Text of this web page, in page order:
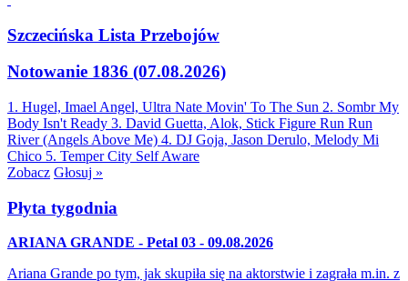
Szczecińska Lista Przebojów
Notowanie 1836 (07.08.2026)
1. Hugel, Imael Angel, Ultra Nate Movin' To The Sun 2. Sombr My
Body Isn't Ready 3. David Guetta, Alok, Stick Figure Run Run
River (Angels Above Me) 4. DJ Goja, Jason Derulo, Melody Mi
Chico 5. Temper City Self Aware
Zobacz Głosuj »
Płyta tygodnia
ARIANA GRANDE - Petal 03 - 09.08.2026
Ariana Grande po tym, jak skupiła się na aktorstwie i zagrała m.in. z